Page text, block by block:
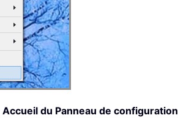
Accueil du Panneau de configuration